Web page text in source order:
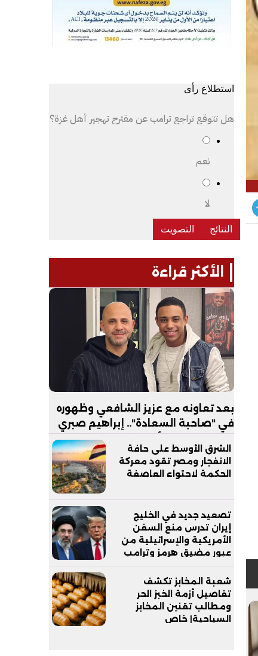
استطلاع رأى
هل تتوقع تراجع ترامب عن مقترح تهجير أهل غزة؟
نعم
لا
الأكثر قراءة
بعد تعاونه مع عزيز الشافعي وظهوره
في "صاحبة السعادة".. إبراهيم صبري
الشرق الأوسط على حافة
الانفجار ومصر تقود معركة
الحكمة لاحتواء العاصفة
تصعيد جديد في الخليج
إيران تدرس منع السفن
الأمريكية والإسرائيلية من
عبور مضيق هرمز وترامب
يدعم وزير دفاعه
شعبة المخابز تكشف
تفاصيل أزمة الخبز الحر
ومطالب تقنين المخابز
السياحية| خاص